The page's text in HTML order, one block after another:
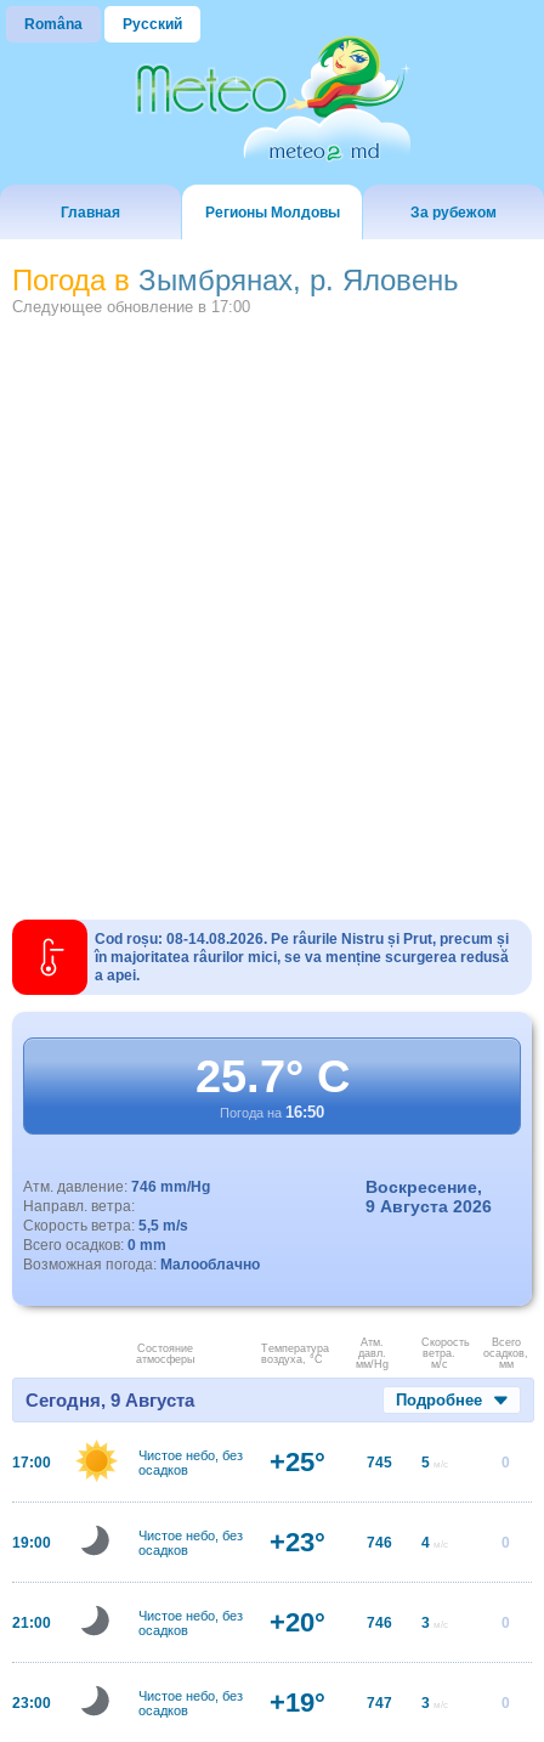
Româna Русский
Главная Регионы Молдовы За рубежом
Погода в Зымбрянах, р. Яловень
Следующее обновление в 17:00
Cod roșu: 08-14.08.2026. Pe râurile Nistru și Prut, precum și
în majoritatea râurilor mici, se va menține scurgerea redusă
a apei.
25.7° C
Погода на 16:50
Атм. давление: 746 mm/Hg
Направл. ветра:
Скорость ветра: 5,5 m/s
Всего осадков: 0 mm
Возможная погода: Малооблачно
Воскресение,
9 Августа 2026
Состояние
атмосферы
Температура
воздуха, °C
Атм.
давл.
мм/Hg
Скорость
ветра.
м/с
Всего
осадков,
мм
Сегодня, 9 Августа Подробнее
17:00
Чистое небо, без
осадков
+25° 745 5 м/с 0
19:00
Чистое небо, без
осадков
+23° 746 4 м/с 0
21:00
Чистое небо, без
осадков
+20° 746 3 м/с 0
23:00
Чистое небо, без
осадков
+19° 747 3 м/с 0